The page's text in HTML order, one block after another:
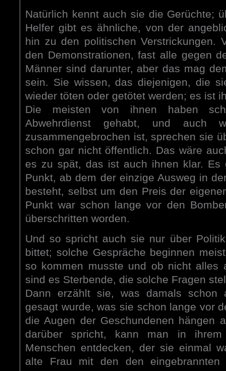
Natürlich kennt auch sie die Gerüchte;
Helfer gibt es ähnliche, von der
hin zu den politischen Verstrickungen.
den Demonstrationen, fast alle gegen
Männer sind darunter, aber das mag
sein. Sie wissen, das diejenigen, die
wieder töten oder getötet werden; es ist
Die meisten von ihnen haben
Abwehrdienst gehabt, und auch
zusammengebrochen ist, sprechen sie
schon gar nicht öffentlich. Das wäre
es zu spät, das ist auch ihnen klar. Es
Punkt, ab dem der einzige Ausweg in
besteht, selbst um den Preis der
Punkt war schon lange vor den
überschritten worden.
Und so spricht auch sie nur über
bittet; solche Gespräche beginnen
so kommen musste und ob nicht alles
sind es Sterbende, die solche Fragen
Dann erzählt sie, was damals schon
gesagt wurde, was sie schon lange vor
die Augen der Geschundenen hängen
darüber spricht, kann man in ihrem
Menschen entdecken, der sie einmal
alte Frau mit den den